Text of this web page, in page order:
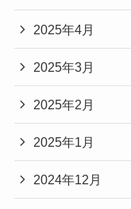
2025年4月
2025年3月
2025年2月
2025年1月
2024年12月